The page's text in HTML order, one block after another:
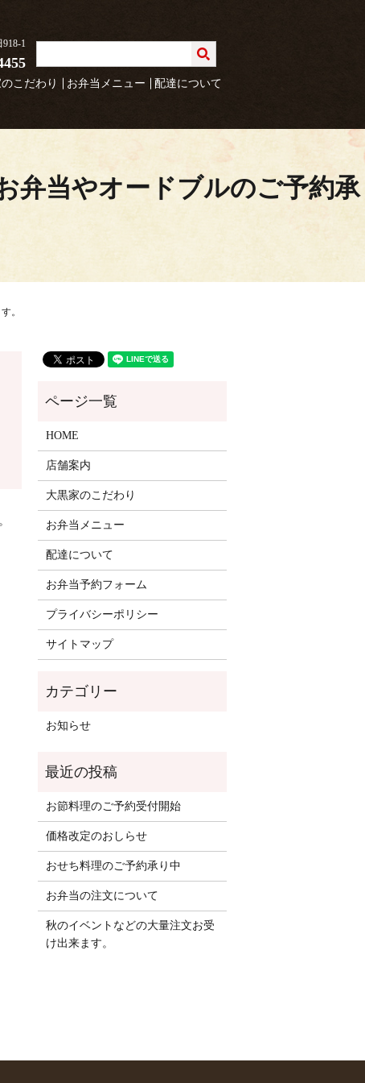
1
こだわり お弁当メニュー 配達について
弁当やオードブルのご予約承
。
HOME
店舗案内
大黒家のこだわり
お弁当メニュー
配達について
お弁当予約フォーム
プライバシーポリシー
サイトマップ
お知らせ
お節料理のご予約受付開始
価格改定のおしらせ
おせち料理のご予約承り中
お弁当の注文について
秋のイベントなどの大量注文お受
け出来ます。